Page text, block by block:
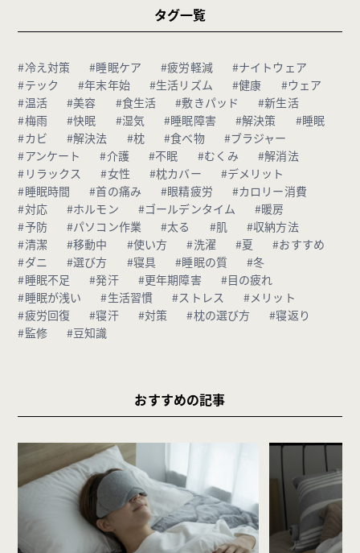
タグ一覧
#冷え対策 #睡眠ケア #疲労軽減
#ナイトウェア
#テック
#年末年始 #生活リズム #健康
#ウェア
#温活
#美容 #食生活 #敷きパッド
#新生活
#梅雨
#快眠 #湿気 #睡眠障害 #解決策
#睡眠
#カビ
#解決法 #枕 #食べ物
#ブラジャー
#アンケート
#介護 #不眠 #むくみ
#解消法
#リラックス
#女性 #枕カバー
#デメリット
#睡眠時間
#首の痛み #眼精疲労
#カロリー消費
#対応
#ホルモン #ゴールデンタイム
#暖房
#予防
#パソコン作業 #太る #肌
#収納方法
#清潔
#移動中 #使い方 #洗濯 #夏
#おすすめ
#ダニ
#選び方 #寝具 #睡眠の質
#冬
#睡眠不足
#発汗 #更年期障害
#目の疲れ
#睡眠が浅い
#生活習慣 #ストレス
#メリット
#疲労回復
#寝汗 #対策 #枕の選び方
#寝返り
#監修
#豆知識
おすすめの記事